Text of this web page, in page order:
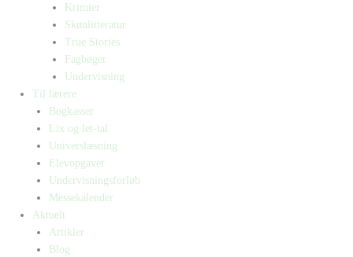
Krimier
Skønlitteratur
True Stories
Fagbøger
Undervisning
Til lærere
Bogkasser
Lix og let-tal
Universlæsning
Elevopgaver
Undervisningsforløb
Messekalender
Aktuelt
Artikler
Blog